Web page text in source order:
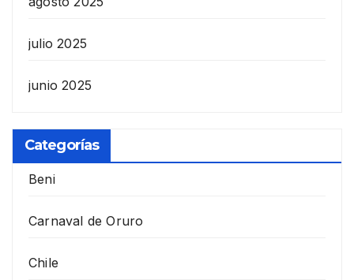
julio 2025
junio 2025
Categorías
Beni
Carnaval de Oruro
Chile